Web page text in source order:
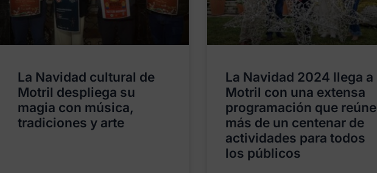
La Navidad cultural de
Motril despliega su
magia con música,
tradiciones y arte
La Navidad 2024 llega a
Motril con una extensa
programación que reúne
más de un centenar de
actividades para todos
los públicos